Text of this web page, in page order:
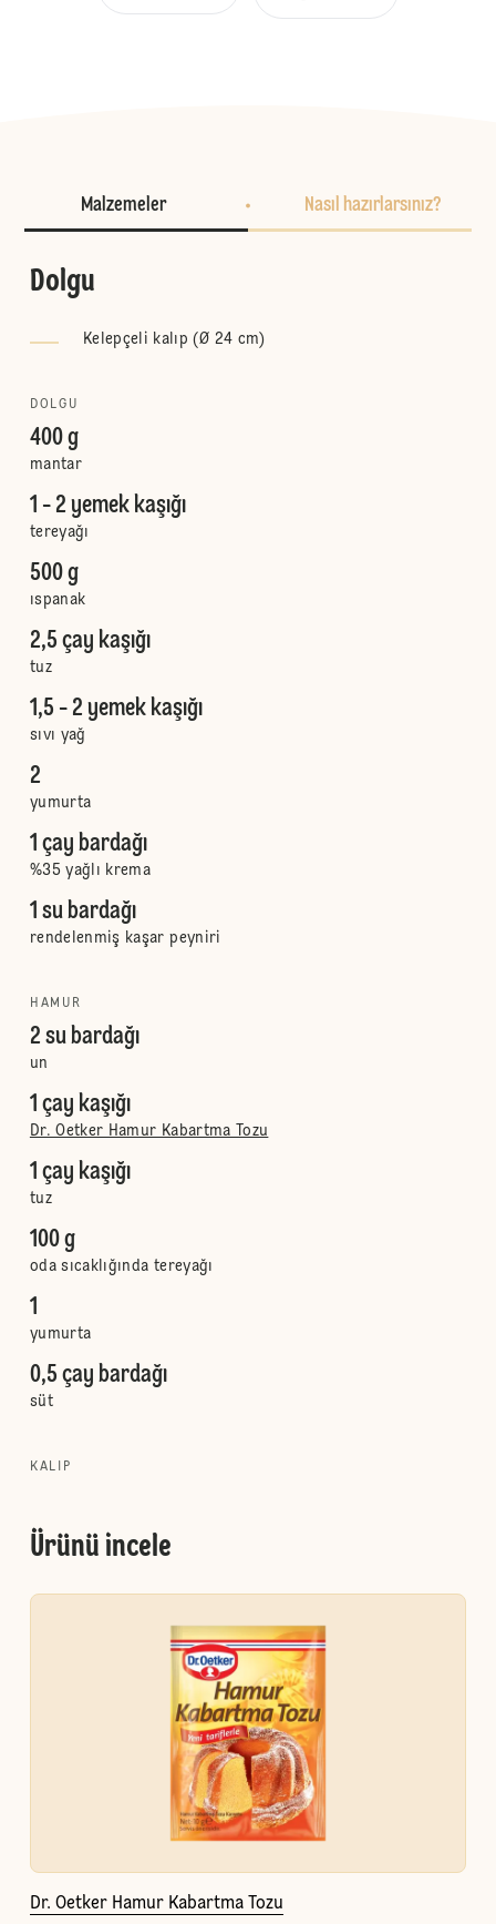
Malzemeler Nasıl hazırlarsınız?
Dolgu
Kelepçeli kalıp (Ø 24 cm)
DOLGU
400 g
mantar
1 - 2 yemek kaşığı
tereyağı
500 g
ıspanak
2,5 çay kaşığı
tuz
1,5 - 2 yemek kaşığı
sıvı yağ
2
yumurta
1 çay bardağı
%35 yağlı krema
1 su bardağı
rendelenmiş kaşar peyniri
HAMUR
2 su bardağı
un
1 çay kaşığı
Dr. Oetker Hamur Kabartma Tozu
1 çay kaşığı
tuz
100 g
oda sıcaklığında tereyağı
1
yumurta
0,5 çay bardağı
süt
KALIP
Ürünü incele
Dr. Oetker Hamur Kabartma Tozu